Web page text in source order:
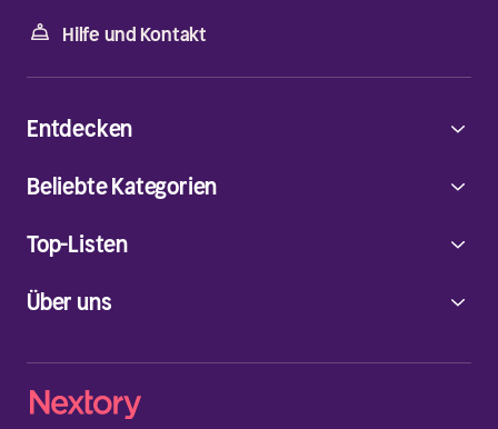
Hilfe und Kontakt
Über uns
Entdecken
Beliebte Kategorien
Top-Listen